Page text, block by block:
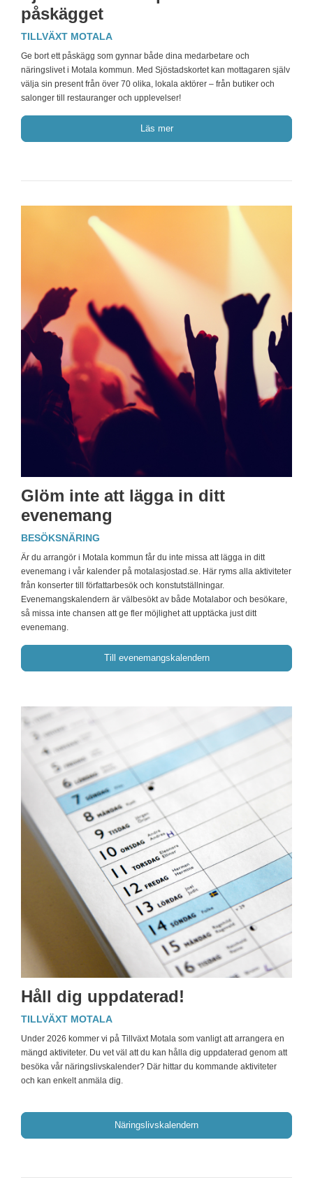
påskägget
TILLVÄXT MOTALA
Ge bort ett påskägg som gynnar både dina medarbetare och
näringslivet i Motala kommun. Med Sjöstadskortet kan mottagaren själv
välja sin present från över 70 olika, lokala aktörer – från butiker och
salonger till restauranger och upplevelser!
Läs mer
Glöm inte att lägga in ditt
evenemang
BESÖKSNÄRING
Är du arrangör i Motala kommun får du inte missa att lägga in ditt
evenemang i vår kalender på motalasjostad.se. Här ryms alla aktiviteter
från konserter till författarbesök och konstutställningar.
Evenemangskalendern är välbesökt av både Motalabor och besökare,
så missa inte chansen att ge fler möjlighet att upptäcka just ditt
evenemang.
Till evenemangskalendern
Håll dig uppdaterad!
TILLVÄXT MOTALA
Under 2026 kommer vi på Tillväxt Motala som vanligt att arrangera en
mängd aktiviteter. Du vet väl att du kan hålla dig uppdaterad genom att
besöka vår näringslivskalender? Där hittar du kommande aktiviteter
och kan enkelt anmäla dig.
Näringslivskalendern